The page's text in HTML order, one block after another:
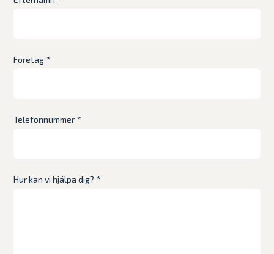
Företag *
Telefonnummer *
Hur kan vi hjälpa dig? *